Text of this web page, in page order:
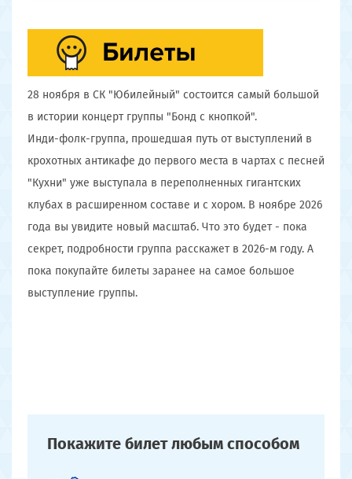
28 ноября в СК "Юбилейный" состоится самый большой
в истории концерт группы "Бонд с кнопкой".
Инди-фолк-группа, прошедшая путь от выступлений в
крохотных антикафе до первого места в чартах с песней
"Кухни" уже выступала в переполненных гигантских
клубах в расширенном составе и с хором. В ноябре 2026
года вы увидите новый масштаб. Что это будет - пока
секрет, подробности группа расскажет в 2026-м году. А
пока покупайте билеты заранее на самое большое
выступление группы.
Покажите билетлюбым способом